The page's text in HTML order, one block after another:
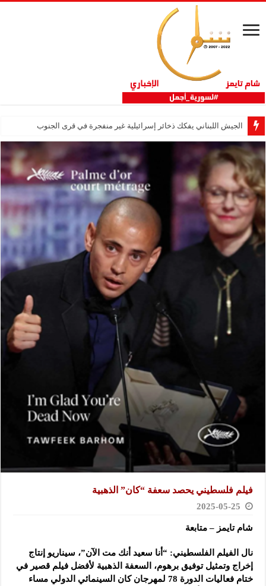
الجيش اللبناني يفكك ذخائر إسرائيلية غير منفجرة في قرى الجنوب
فيلم فلسطيني يحصد سعفة “كان” الذهبية
2025-05-25
شام تايمز – متابعة
نال الفيلم الفلسطيني: “أنا سعيد أنك مت الآن”، سيناريو إنتاج
إخراج وتمثيل توفيق برهوم، السعفة الذهبية لأفضل فيلم قصير في
ختام فعاليات الدورة 78 لمهرجان كان السينمائي الدولي مساء